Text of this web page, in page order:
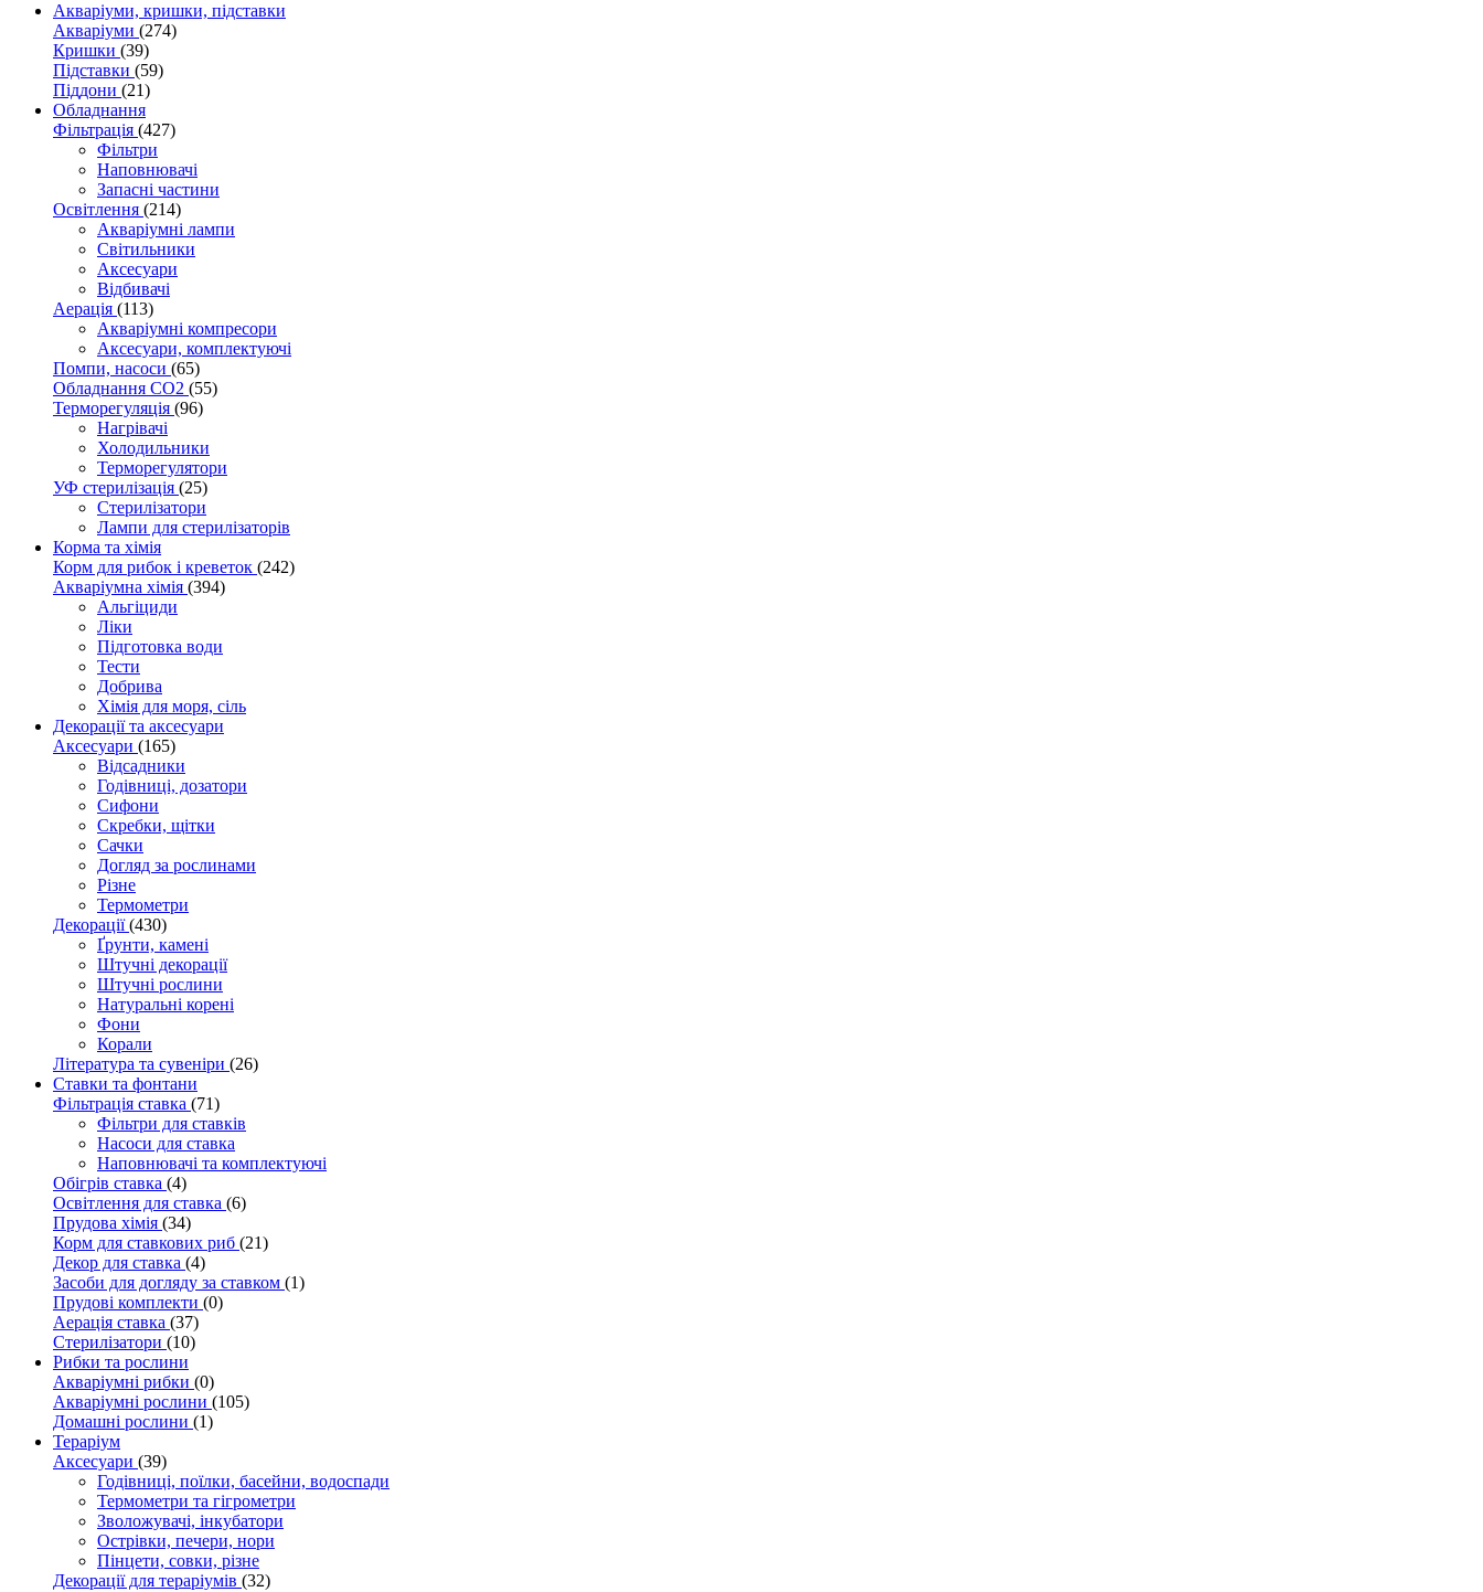
Акваріуми, кришки, підставки
Акваріуми (274)
Кришки (39)
Підставки (59)
Піддони (21)
Обладнання
Фільтрація (427)
Фільтри
Наповнювачі
Запасні частини
Освітлення (214)
Акваріумні лампи
Світильники
Аксесуари
Відбивачі
Аерація (113)
Акваріумні компресори
Аксесуари, комплектуючі
Помпи, насоси (65)
Обладнання CO2 (55)
Терморегуляція (96)
Нагрівачі
Холодильники
Терморегулятори
УФ стерилізація (25)
Стерилізатори
Лампи для стерилізаторів
Корма та хімія
Корм для рибок і креветок (242)
Акваріумна хімія (394)
Альгіциди
Ліки
Підготовка води
Тести
Добрива
Хімія для моря, сіль
Декорації та аксесуари
Аксесуари (165)
Відсадники
Годівниці, дозатори
Сифони
Скребки, щітки
Сачки
Догляд за рослинами
Різне
Термометри
Декорації(430)
Ґрунти, камені
Штучні декорації
Штучні рослини
Натуральні корені
Фони
Корали
Література та сувеніри (26)
Ставки та фонтани
Фільтрація ставка (71)
Фільтри для ставків
Насоси для ставка
Наповнювачі та комплектуючі
Обігрів ставка (4)
Освітлення для ставка (6)
Прудова хімія (34)
Корм для ставкових риб (21)
Декор для ставка (4)
Засоби для догляду за ставком (1)
Прудові комплекти (0)
Аерація ставка (37)
Стерилізатори (10)
Рибки та рослини
Акваріумні рибки (0)
Акваріумні рослини (105)
Домашні рослини (1)
Тераріум
Аксесуари (39)
Годівниці, поїлки, басейни, водоспади
Термометри та гігрометри
Зволожувачі, інкубатори
Острівки, печери, нори
Пінцети, совки, різне
Декорації для тераріумів (32)